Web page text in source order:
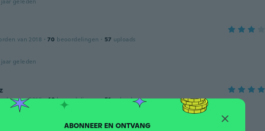
van 2018 · 70 beoordelingen · 57 uploads
geleden
van 2019 · 49 beoordelingen · 51 uploads
Hace falta probarlo haber que tal funciona
geleden ABONNEER EN ONTVANG